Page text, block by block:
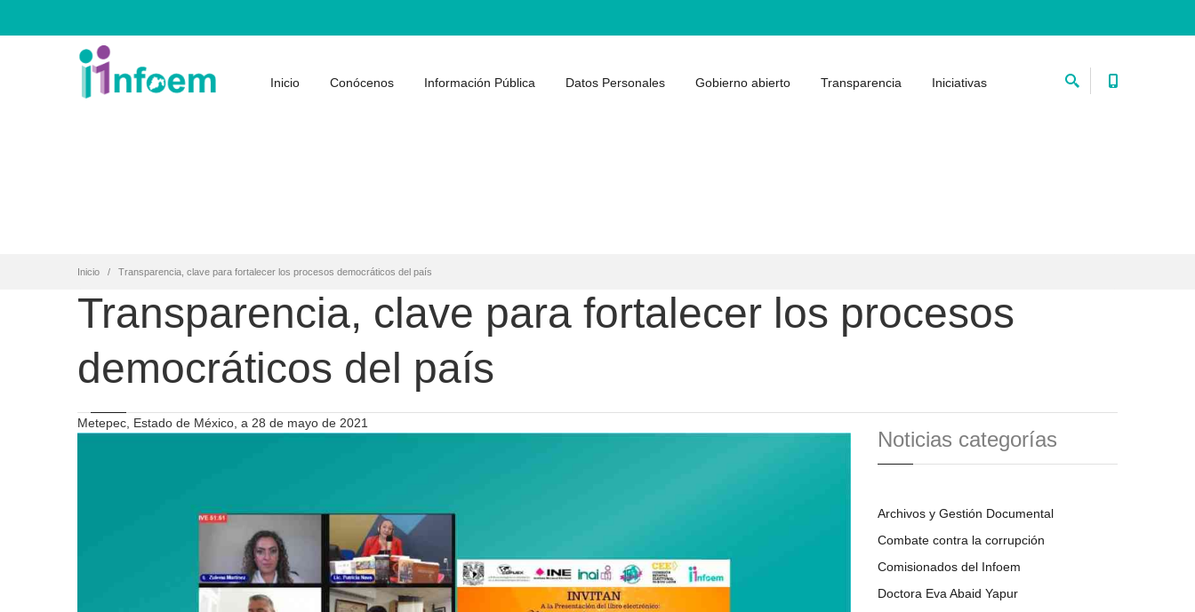
Inicio Conócenos Información Pública Datos Personales Gobierno abierto Transparencia Iniciativas
Inicio Transparencia, clave para fortalecer los procesos democráticos del país
Transparencia, clave para fortalecer los procesos
democráticos del país
Metepec, Estado de México, a 28 de mayo de 2021
Noticias categorías
Archivos y Gestión Documental
Combate contra la corrupción
Comisionados del Infoem
Doctora Eva Abaid Yapur